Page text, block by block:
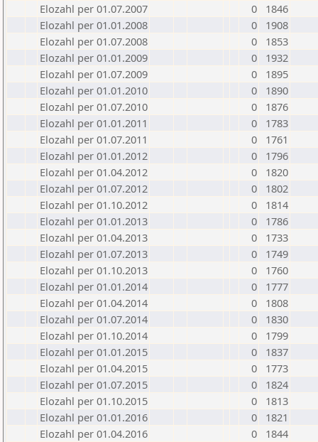
Elozahl per 01.07.2007
0
1846
Elozahl per 01.01.2008
0
1908
Elozahl per 01.07.2008
0
1853
Elozahl per 01.01.2009
0
1932
Elozahl per 01.07.2009
0
1895
Elozahl per 01.01.2010
0
1890
Elozahl per 01.07.2010
0
1876
Elozahl per 01.01.2011
0
1783
Elozahl per 01.07.2011
0
1761
Elozahl per 01.01.2012
0
1796
Elozahl per 01.04.2012
0
1820
Elozahl per 01.07.2012
0
1802
Elozahl per 01.10.2012
0
1814
Elozahl per 01.01.2013
0
1786
Elozahl per 01.04.2013
0
1733
Elozahl per 01.07.2013
0
1749
Elozahl per 01.10.2013
0
1760
Elozahl per 01.01.2014
0
1777
Elozahl per 01.04.2014
0
1808
Elozahl per 01.07.2014
0
1830
Elozahl per 01.10.2014
0
1799
Elozahl per 01.01.2015
0
1837
Elozahl per 01.04.2015
0
1773
Elozahl per 01.07.2015
0
1824
Elozahl per 01.10.2015
0
1813
Elozahl per 01.01.2016
0
1821
Elozahl per 01.04.2016
0
1844